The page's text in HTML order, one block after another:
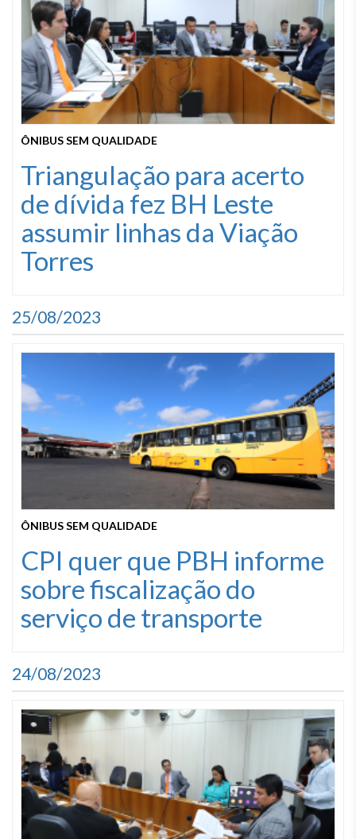
ÔNIBUS SEM QUALIDADE
Triangulação para acerto
de dívida fez BH Leste
assumir linhas da Viação
Torres
25/08/2023
ÔNIBUS SEM QUALIDADE
CPI quer que PBH informe
sobre fiscalização do
serviço de transporte
24/08/2023